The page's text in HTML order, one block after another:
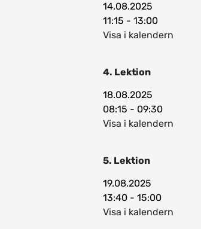
14.08.2025
11:15 - 13:00
Visa i kalendern
4. Lektion
18.08.2025
08:15 - 09:30
Visa i kalendern
5. Lektion
19.08.2025
13:40 - 15:00
Visa i kalendern